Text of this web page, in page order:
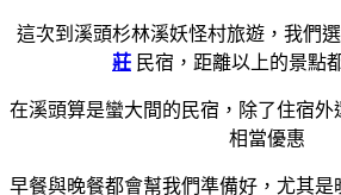
這次到溪頭杉林溪妖怪村旅遊，我們
莊 民宿，距離以上的景點
在溪頭算是蠻大間的民宿，除了住宿外
相當優惠
早餐與晚餐都會幫我們準備好，尤其是